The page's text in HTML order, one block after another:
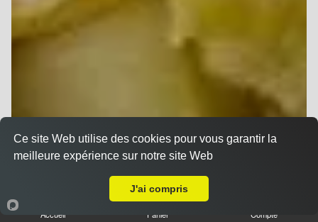
Accueil Panier Compte
Ce site Web utilise des cookies pour vous garantir la
meilleure expérience sur notre site Web
J'ai compris